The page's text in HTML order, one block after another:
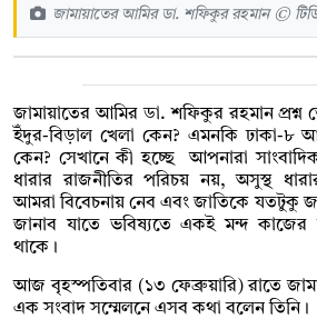
জামায়াতের আমির ডা. শফিকুর রহমান ©
জামায়াতের আমির ডা. শফিকুর রহমান
ইঁদুর-বিড়াল খেলা কেন? এমনকি ঢাকা-
কেন? সেখানে কী হচ্ছে আপনারা
ধারার রাজনীতির পরিচয় নয়, অসুস্থ
আমরা বিবেচনায় নেব এবং জাতিকে যতটুকু
জানাব যাতে ভবিষ্যতে একই মন্দ কাজের
থাকে।
আজ বৃহস্পতিবার (১৩ ফেব্রুয়ারি) রাতে
এক সংবাদ সম্মেলনে এসব কথা বলেন তিনি।